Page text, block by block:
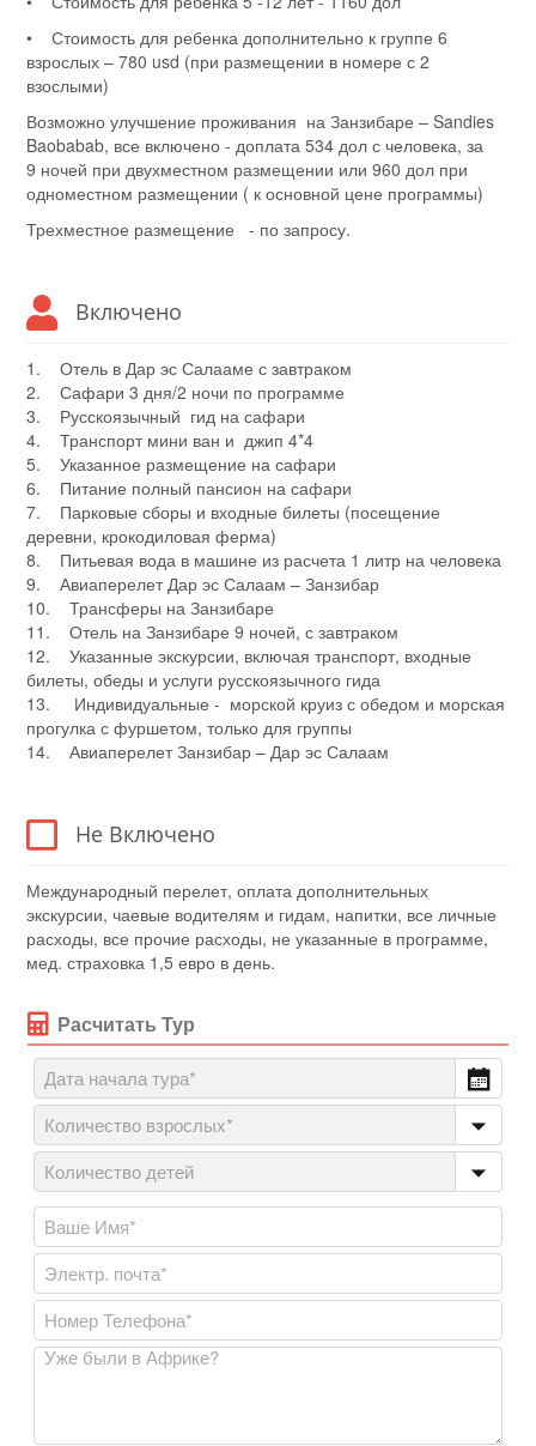
• Стоимость для ребенка дополнительно к группе 6
взрослых – 780 usd (при размещении в номере с 2
взослыми)
Возможно улучшение проживания на Занзибаре – Sandies
Baobabab, все включено - доплата 534 дол с человека, за
9 ночей при двухместном размещении или 960 дол при
одноместном размещении ( к основной цене программы)
Трехместное размещение - по запросу.
Включено
1. Отель в Дар эс Салааме с завтраком
2. Сафари 3 дня/2 ночи по программе
3. Русскоязычный гид на сафари
4. Транспорт мини ван и джип 4*4
5. Указанное размещение на сафари
6. Питание полный пансион на сафари
7. Парковые сборы и входные билеты (посещение
деревни, крокодиловая ферма)
8. Питьевая вода в машине из расчета 1 литр на человека
9. Авиаперелет Дар эс Салаам – Занзибар
10. Трансферы на Занзибаре
11. Отель на Занзибаре 9 ночей, с завтраком
12. Указанные экскурсии, включая транспорт, входные
билеты, обеды и услуги русскоязычного гида
13. Индивидуальные - морской круиз с обедом и морская
прогулка с фуршетом, только для группы
14. Авиаперелет Занзибар – Дар эс Салаам
Не Включено
Международный перелет, оплата дополнительных
экскурсии, чаевые водителям и гидам, напитки, все личные
расходы, все прочие расходы, не указанные в программе,
мед. страховка 1,5 евро в день.
Расчитать Тур